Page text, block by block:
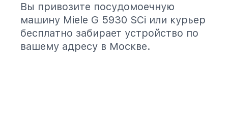
Вы привозите посудомоечную
машину Miele G 5930 SCi или курьер
бесплатно забирает устройство по
вашему адресу в Москве.